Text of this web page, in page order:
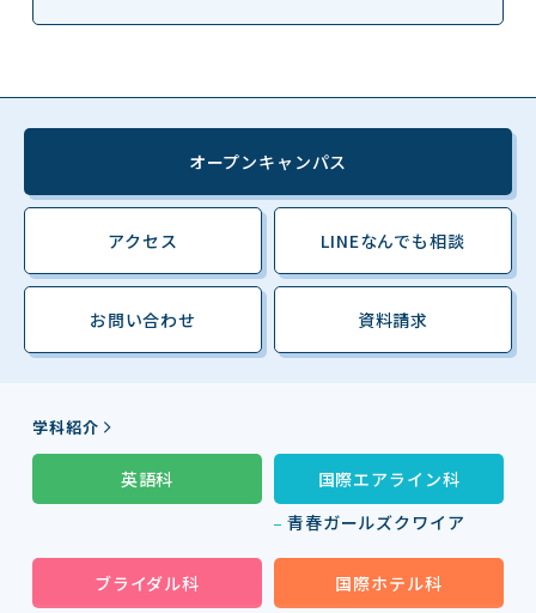
オープンキャンパス
アクセス LINEなんでも相談
お問い合わせ 資料請求
学科紹介
英語科
国際エアライン科
青春ガールズクワイア
ブライダル科
国際ホテル科